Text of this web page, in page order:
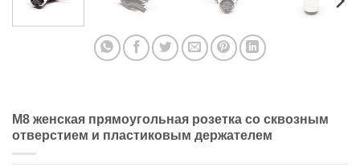
M8 женская прямоугольная розетка со сквозным
отверстием и пластиковым держателем